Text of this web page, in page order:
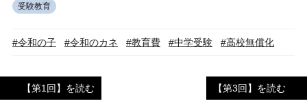
受験教育
#令和の子 #令和のカネ #教育費 #中学受験 #高校無償化
【第1回】を読む 【第3回】を読む